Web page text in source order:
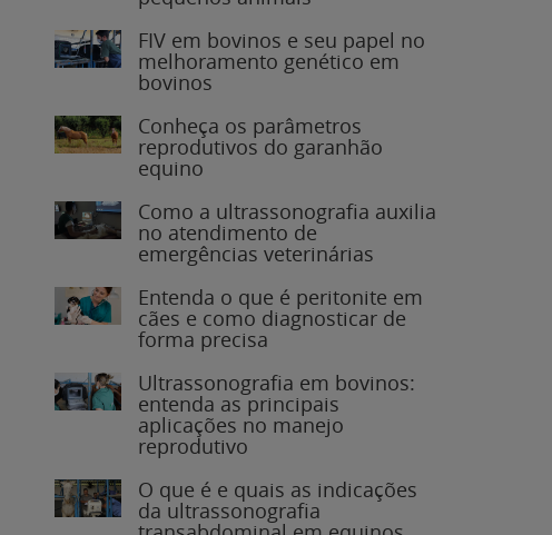
FIV em bovinos e seu papel no
melhoramento genético em
bovinos
Conheça os parâmetros
reprodutivos do garanhão
equino
Como a ultrassonografia auxilia
no atendimento de
emergências veterinárias
Entenda o que é peritonite em
cães e como diagnosticar de
forma precisa
Ultrassonografia em bovinos:
entenda as principais
aplicações no manejo
reprodutivo
O que é e quais as indicações
da ultrassonografia
transabdominal em equinos